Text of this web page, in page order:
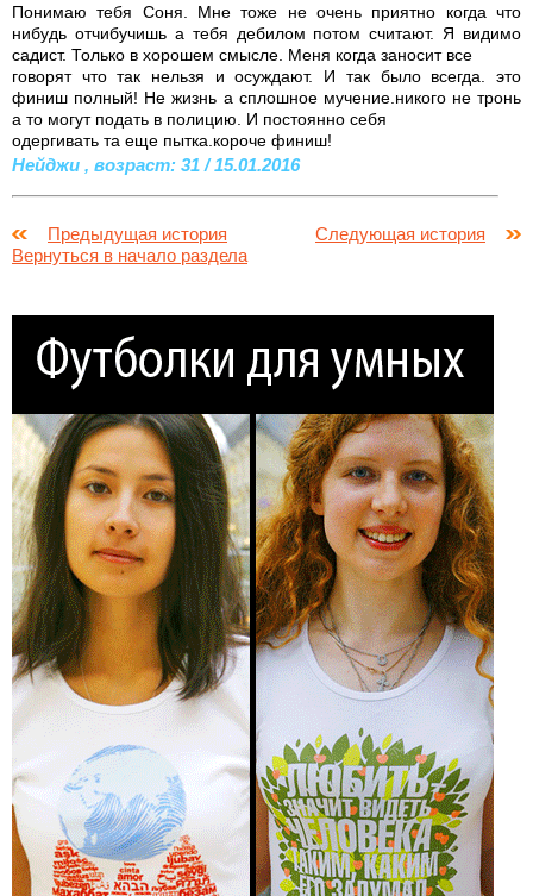
Понимаю тебя Соня. Мне тоже не очень приятно когда что
нибудь отчибучишь а тебя дебилом потом считают. Я видимо
садист. Только в хорошем смысле. Меня когда заносит все
говорят что так нельзя и осуждают. И так было всегда. это
финиш полный! Не жизнь а сплошное мучение.никого не тронь
а то могут подать в полицию. И постоянно себя
одергивать та еще пытка.короче финиш!
Нейджи , возраст: 31 / 15.01.2016
Предыдущая история
Следующая история
Вернуться в начало раздела